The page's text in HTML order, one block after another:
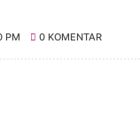
PM 0 KOMENTAR